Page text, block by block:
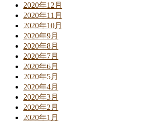
2020年12月
2020年11月
2020年10月
2020年9月
2020年8月
2020年7月
2020年6月
2020年5月
2020年4月
2020年3月
2020年2月
2020年1月